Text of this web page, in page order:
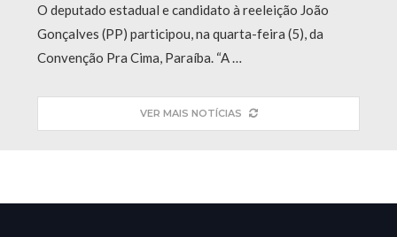
O deputado estadual e candidato à reeleição João
Gonçalves (PP) participou, na quarta-feira (5), da
Convenção Pra Cima, Paraíba. “A …
VER MAIS NOTÍCIAS